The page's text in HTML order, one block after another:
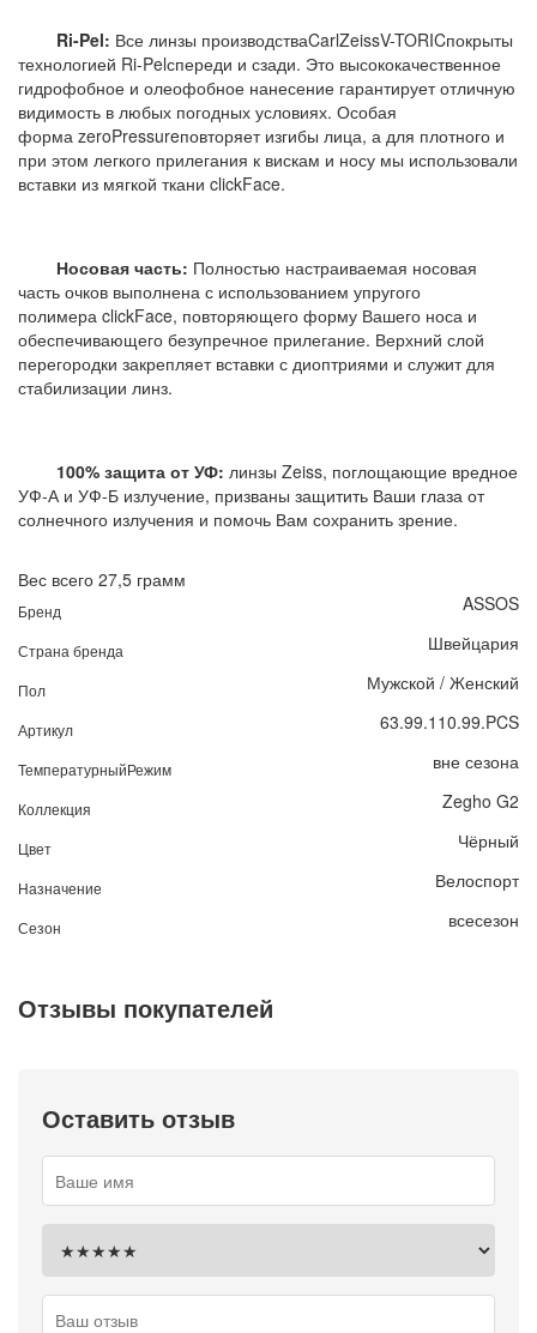
Ri-Pel: Все линзы производстваCarlZeissV-TORICпокрыты
технологией Ri-Pelспереди и сзади. Это высококачественное
гидрофобное и олеофобное нанесение гарантирует отличную
видимость в любых погодных условиях. Особая
форма zeroPressureповторяет изгибы лица, а для плотного и
при этом легкого прилегания к вискам и носу мы использовали
вставки из мягкой ткани clickFace.
Носовая часть: Полностью настраиваемая носовая
часть очков выполнена с использованием упругого
полимера clickFace, повторяющего форму Вашего носа и
обеспечивающего безупречное прилегание. Верхний слой
перегородки закрепляет вставки с диоптриями и служит для
стабилизации линз.
100% защита от УФ: линзы Zeiss, поглощающие вредное
УФ-А и УФ-Б излучение, призваны защитить Ваши глаза от
солнечного излучения и помочь Вам сохранить зрение.
Вес всего 27,5 грамм
Бренд ASSOS
Страна бренда Швейцария
Пол Мужской / Женский
Артикул 63.99.110.99.PCS
ТемпературныйРежим вне сезона
Коллекция Zegho G2
Цвет Чёрный
Назначение Велоспорт
Сезон всесезон
Отзывы покупателей
Оставить отзыв